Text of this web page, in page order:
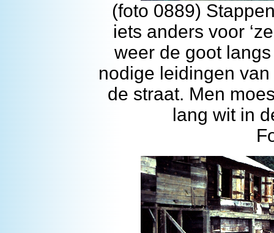
(foto 0889)
iets anders voor
weer de goot
nodige leidingen
de straat. Men
lang wit in